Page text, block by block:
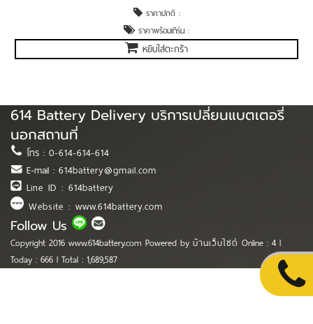
ราคาปกติ :
ราคาพร้อมเทิร์น :
หยิบใส่ตะกร้า
614 Battery Delivery บริการเปลี่ยนแบตเตอรี่
นอกสถานที่
โทร : 0-614-614-614
E-mail : 614battery@gmail.com
Line ID : 614battery
Website : www.614battery.com
Follow Us
Copyright 2016 www.614battery.com Powered by บ้านเว็บไซต์ Online : 4 l
Today : 666 l Total : 1,689,587